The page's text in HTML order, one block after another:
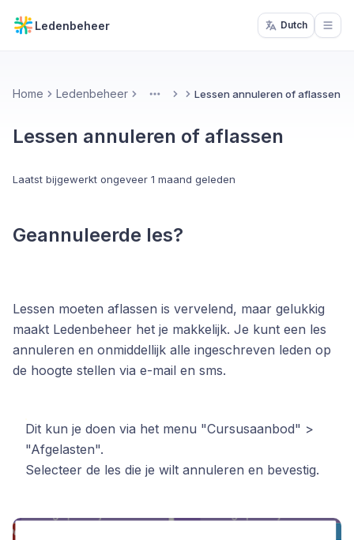
Ledenbeheer Dutch
Home Ledenbeheer More Lessen annuleren of aflassen
Lessen annuleren of aflassen
Laatst bijgewerkt ongeveer 1 maand geleden
Geannuleerde les?
Lessen moeten aflassen is vervelend, maar gelukkig
maakt Ledenbeheer het je makkelijk. Je kunt een les
annuleren en onmiddellijk alle ingeschreven leden op
de hoogte stellen via e-mail en sms.
Dit kun je doen via het menu "Cursusaanbod" >
"Afgelasten".
Selecteer de les die je wilt annuleren en bevestig.